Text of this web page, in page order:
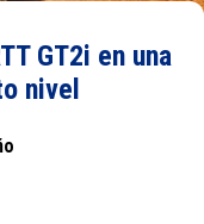
GT2i en una
nivel